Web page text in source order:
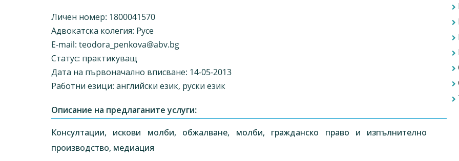
Личен номер: 1800041570
Адвокатска колегия: Русе
E-mail: teodora_penkova@abv.bg
Статус: практикуващ
Дата на първоначално вписване: 14-05-2013
Работни езици: английски език, руски език
Описание на предлаганите услуги:
Консултации, искови молби, обжалване, молби, гражданско право и изпълнително
производство, медиация